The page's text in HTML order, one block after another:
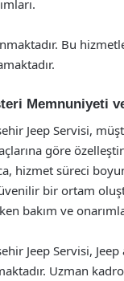
Bu
Memnuniyeti
Jeep Servisi,
göre
hizmet süreci
bir ortam
bakım ve
Jeep Servisi,
Uzman